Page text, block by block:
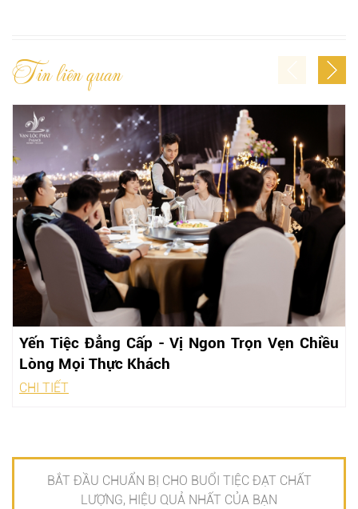
Tin liên quan
Yến Tiệc Đẳng Cấp - Vị Ngon Trọn Vẹn Chiều
Lòng Mọi Thực Khách
CHI TIẾT
BẮT ĐẦU CHUẨN BỊ CHO BUỔI TIỆC ĐẠT CHẤT
LƯỢNG, HIỆU QUẢ NHẤT CỦA BẠN